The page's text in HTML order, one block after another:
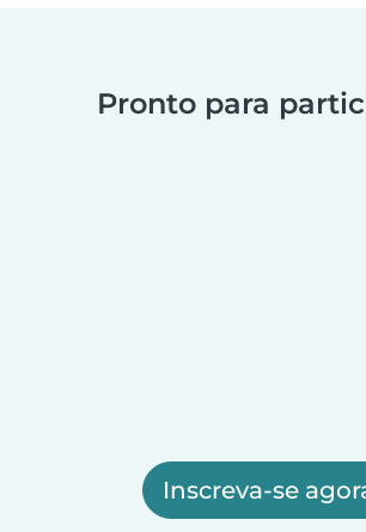
Pronto para
Inscreva-se